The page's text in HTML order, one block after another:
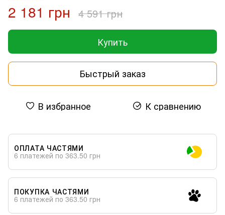
2 181 грн 4 591 грн
Купить
Быстрый заказ
В избранное К сравнению
ОПЛАТА ЧАСТЯМИ
6 платежей по 363.50 грн
ПОКУПКА ЧАСТЯМИ
6 платежей по 363.50 грн